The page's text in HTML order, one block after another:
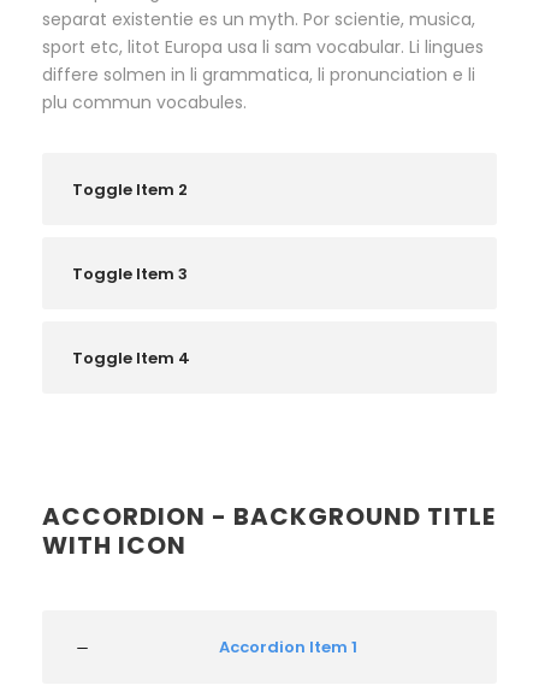
separat existentie es un myth. Por scientie, musica,
sport etc, litot Europa usa li sam vocabular. Li lingues
differe solmen in li grammatica, li pronunciation e li
plu commun vocabules.
Toggle Item 2
Toggle Item 3
Toggle Item 4
ACCORDION - BACKGROUND TITLE
WITH ICON
Accordion Item 1